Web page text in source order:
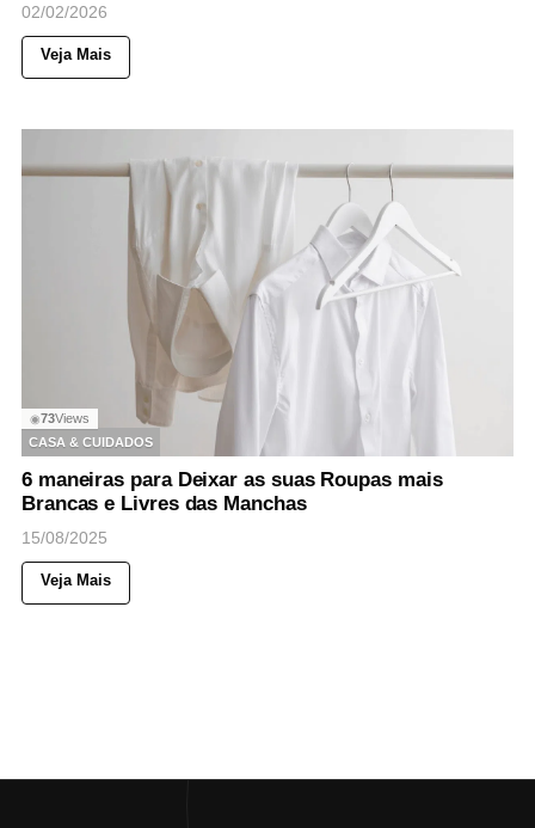
02/02/2026
Veja Mais
◉73Views
CASA & CUIDADOS
6 maneiras para Deixar as suas Roupas mais
Brancas e Livres das Manchas
15/08/2025
Veja Mais